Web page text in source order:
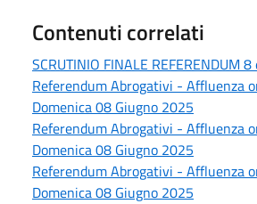
Contenuti correlati
SCRUTINIO FINALE REFERENDUM
Referendum Abrogativi - Affluenza
Domenica 08 Giugno 2025
Referendum Abrogativi - Affluenza
Domenica 08 Giugno 2025
Referendum Abrogativi - Affluenza
Domenica 08 Giugno 2025